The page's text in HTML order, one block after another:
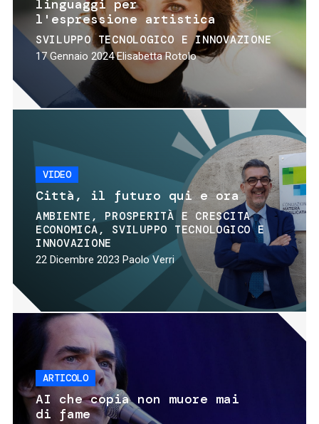
linguaggi per
l'espressione artistica
SVILUPPO TECNOLOGICO E INNOVAZIONE
17 Gennaio 2024 Elisabetta Rotolo
VIDEO
Città, il futuro qui e ora
AMBIENTE
PROSPERITÀ E CRESCITA
ECONOMICA
SVILUPPO TECNOLOGICO E
INNOVAZIONE
22 Dicembre 2023 Paolo Verri
ARTICOLO
AI che copia non muore mai
di fame